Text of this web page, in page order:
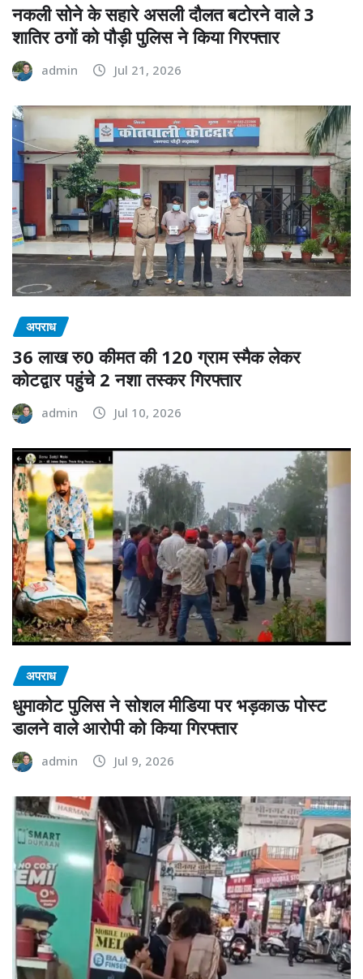
नकली सोने के सहारे असली दौलत बटोरने वाले 3
शातिर ठगों को पौड़ी पुलिस ने किया गिरफ्तार
admin Jul 21, 2026
अपराध
36 लाख रु0 कीमत की 120 ग्राम स्मैक लेकर
कोटद्वार पहुंचे 2 नशा तस्कर गिरफ्तार
admin Jul 10, 2026
अपराध
धुमाकोट पुलिस ने सोशल मीडिया पर भड़काऊ पोस्ट
डालने वाले आरोपी को किया गिरफ्तार
admin Jul 9, 2026